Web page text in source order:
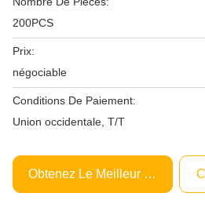
200PCS
Prix:
négociable
Conditions De Paiement:
Union occidentale, T/T
Obtenez Le Meilleur Prix